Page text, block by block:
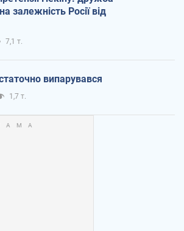
залежність Росії від
7,1 т.
випарувався
1,7 т.